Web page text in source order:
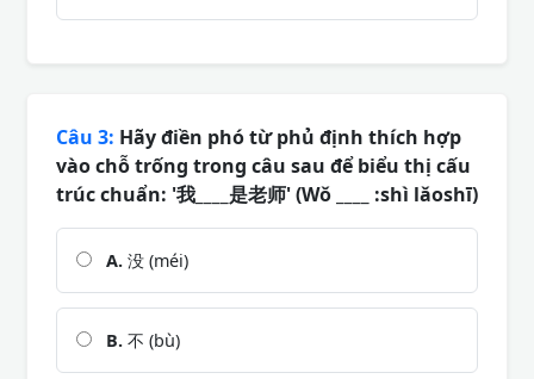
Câu 3: Hãy điền phó từ phủ định thích hợp
vào chỗ trống trong câu sau để biểu thị cấu
trúc chuẩn: '我____是老师' (Wǒ ____ :shì lǎoshī)
A. 没 (méi)
B. 不 (bù)